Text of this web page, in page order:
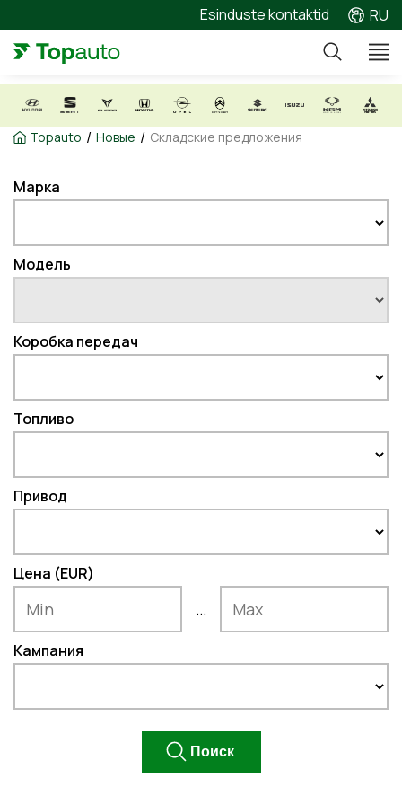
Esinduste kontaktid RU
Topauto / Новые / Складские предложения
Марка
Модель
Коробка передач
Топливо
Привод
Цена (EUR)
...
Кампания